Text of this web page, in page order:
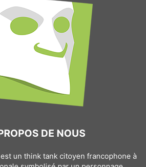
DE NOUS
un think tank citoyen francophone à